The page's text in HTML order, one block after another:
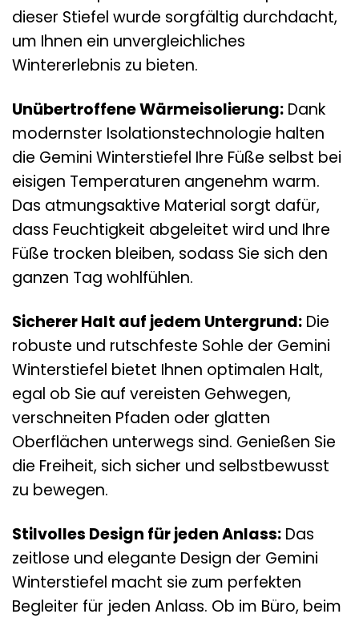
dieser Stiefel wurde sorgfältig durchdacht,
um Ihnen ein unvergleichliches
Wintererlebnis zu bieten.
Unübertroffene Wärmeisolierung: Dank
modernster Isolationstechnologie halten
die Gemini Winterstiefel Ihre Füße selbst bei
eisigen Temperaturen angenehm warm.
Das atmungsaktive Material sorgt dafür,
dass Feuchtigkeit abgeleitet wird und Ihre
Füße trocken bleiben, sodass Sie sich den
ganzen Tag wohlfühlen.
Sicherer Halt auf jedem Untergrund: Die
robuste und rutschfeste Sohle der Gemini
Winterstiefel bietet Ihnen optimalen Halt,
egal ob Sie auf vereisten Gehwegen,
verschneiten Pfaden oder glatten
Oberflächen unterwegs sind. Genießen Sie
die Freiheit, sich sicher und selbstbewusst
zu bewegen.
Stilvolles Design für jeden Anlass: Das
zeitlose und elegante Design der Gemini
Winterstiefel macht sie zum perfekten
Begleiter für jeden Anlass. Ob im Büro, beim